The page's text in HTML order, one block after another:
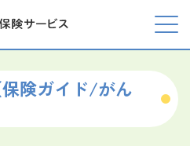
険ガイド/がん